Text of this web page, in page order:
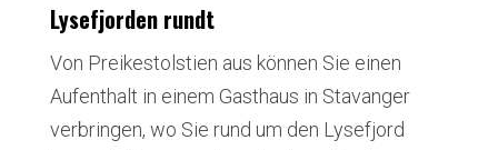
Lysefjorden rundt
Von Preikestolstien aus können Sie einen
Aufenthalt in einem Gasthaus in Stavanger
verbringen, wo Sie rund um den Lysefjord